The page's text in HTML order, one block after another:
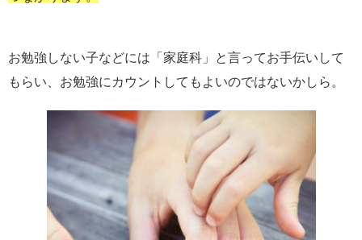
お勉強しない子などには「家庭科」と言ってお手伝いして
もらい、お勉強にカウントしてもよいのではないかしら。